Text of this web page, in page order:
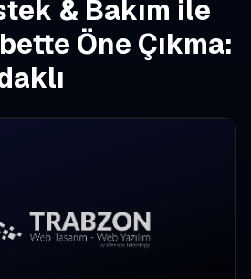
& Bakım ile
Öne Çıkma: